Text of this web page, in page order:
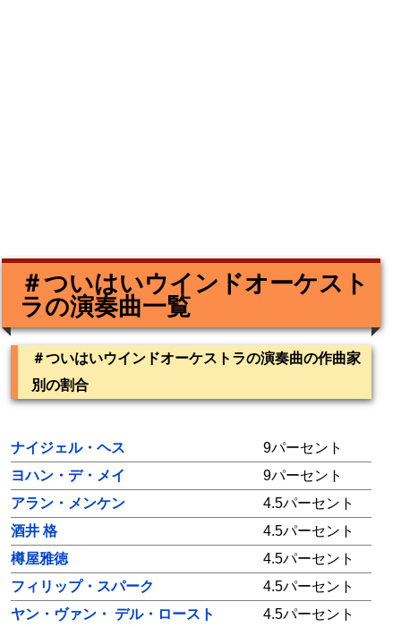
＃ついはいウインドオーケスト
ラの演奏曲一覧
＃ついはいウインドオーケストラの演奏曲の作曲家
別の割合
ナイジェル・ヘス
9パーセント
ヨハン・デ・メイ
9パーセント
アラン・メンケン
4.5パーセント
酒井 格
4.5パーセント
樽屋雅徳
4.5パーセント
フィリップ・スパーク
4.5パーセント
ヤン・ヴァン・ デル・ロースト
4.5パーセント